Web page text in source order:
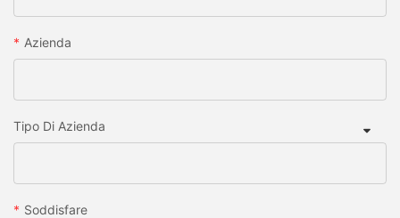
Azienda
Tipo Di Azienda
Soddisfare